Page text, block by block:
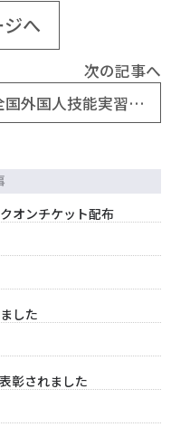
へ
次の記事へ
全国外国人技能実習生日本語弁論大会
オンチケット配布
した
彰されました